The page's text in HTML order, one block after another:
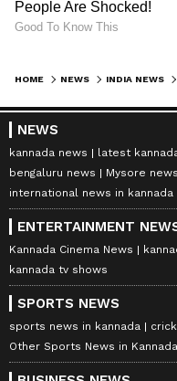
HOME NEWS INDIA NEWS
NEWS
kannada news latest
bengaluru news
Mysore news
international news in kannada
ENTERTAINMENT
Kannada Cinema News
kannada tv shows
SPORTS NEWS
sports news in kannada
Other Sports News in Kannada